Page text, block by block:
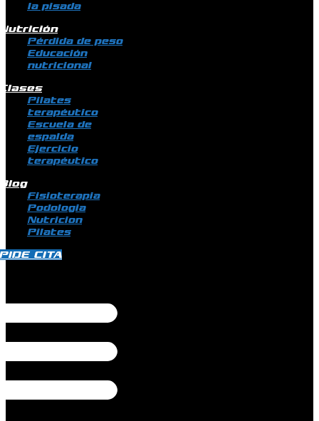
la pisada
Pérdida de peso
Educación
nutricional
Pilates
terapéutico
Escuela de
espalda
Ejercicio
terapéutico
Fisioterapia
Podologia
Nutricion
Pilates
CITA